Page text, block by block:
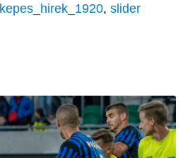
kepes_hirek_1920, slider